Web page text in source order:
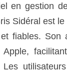
en gestion
Sidéral est
fiables. Son